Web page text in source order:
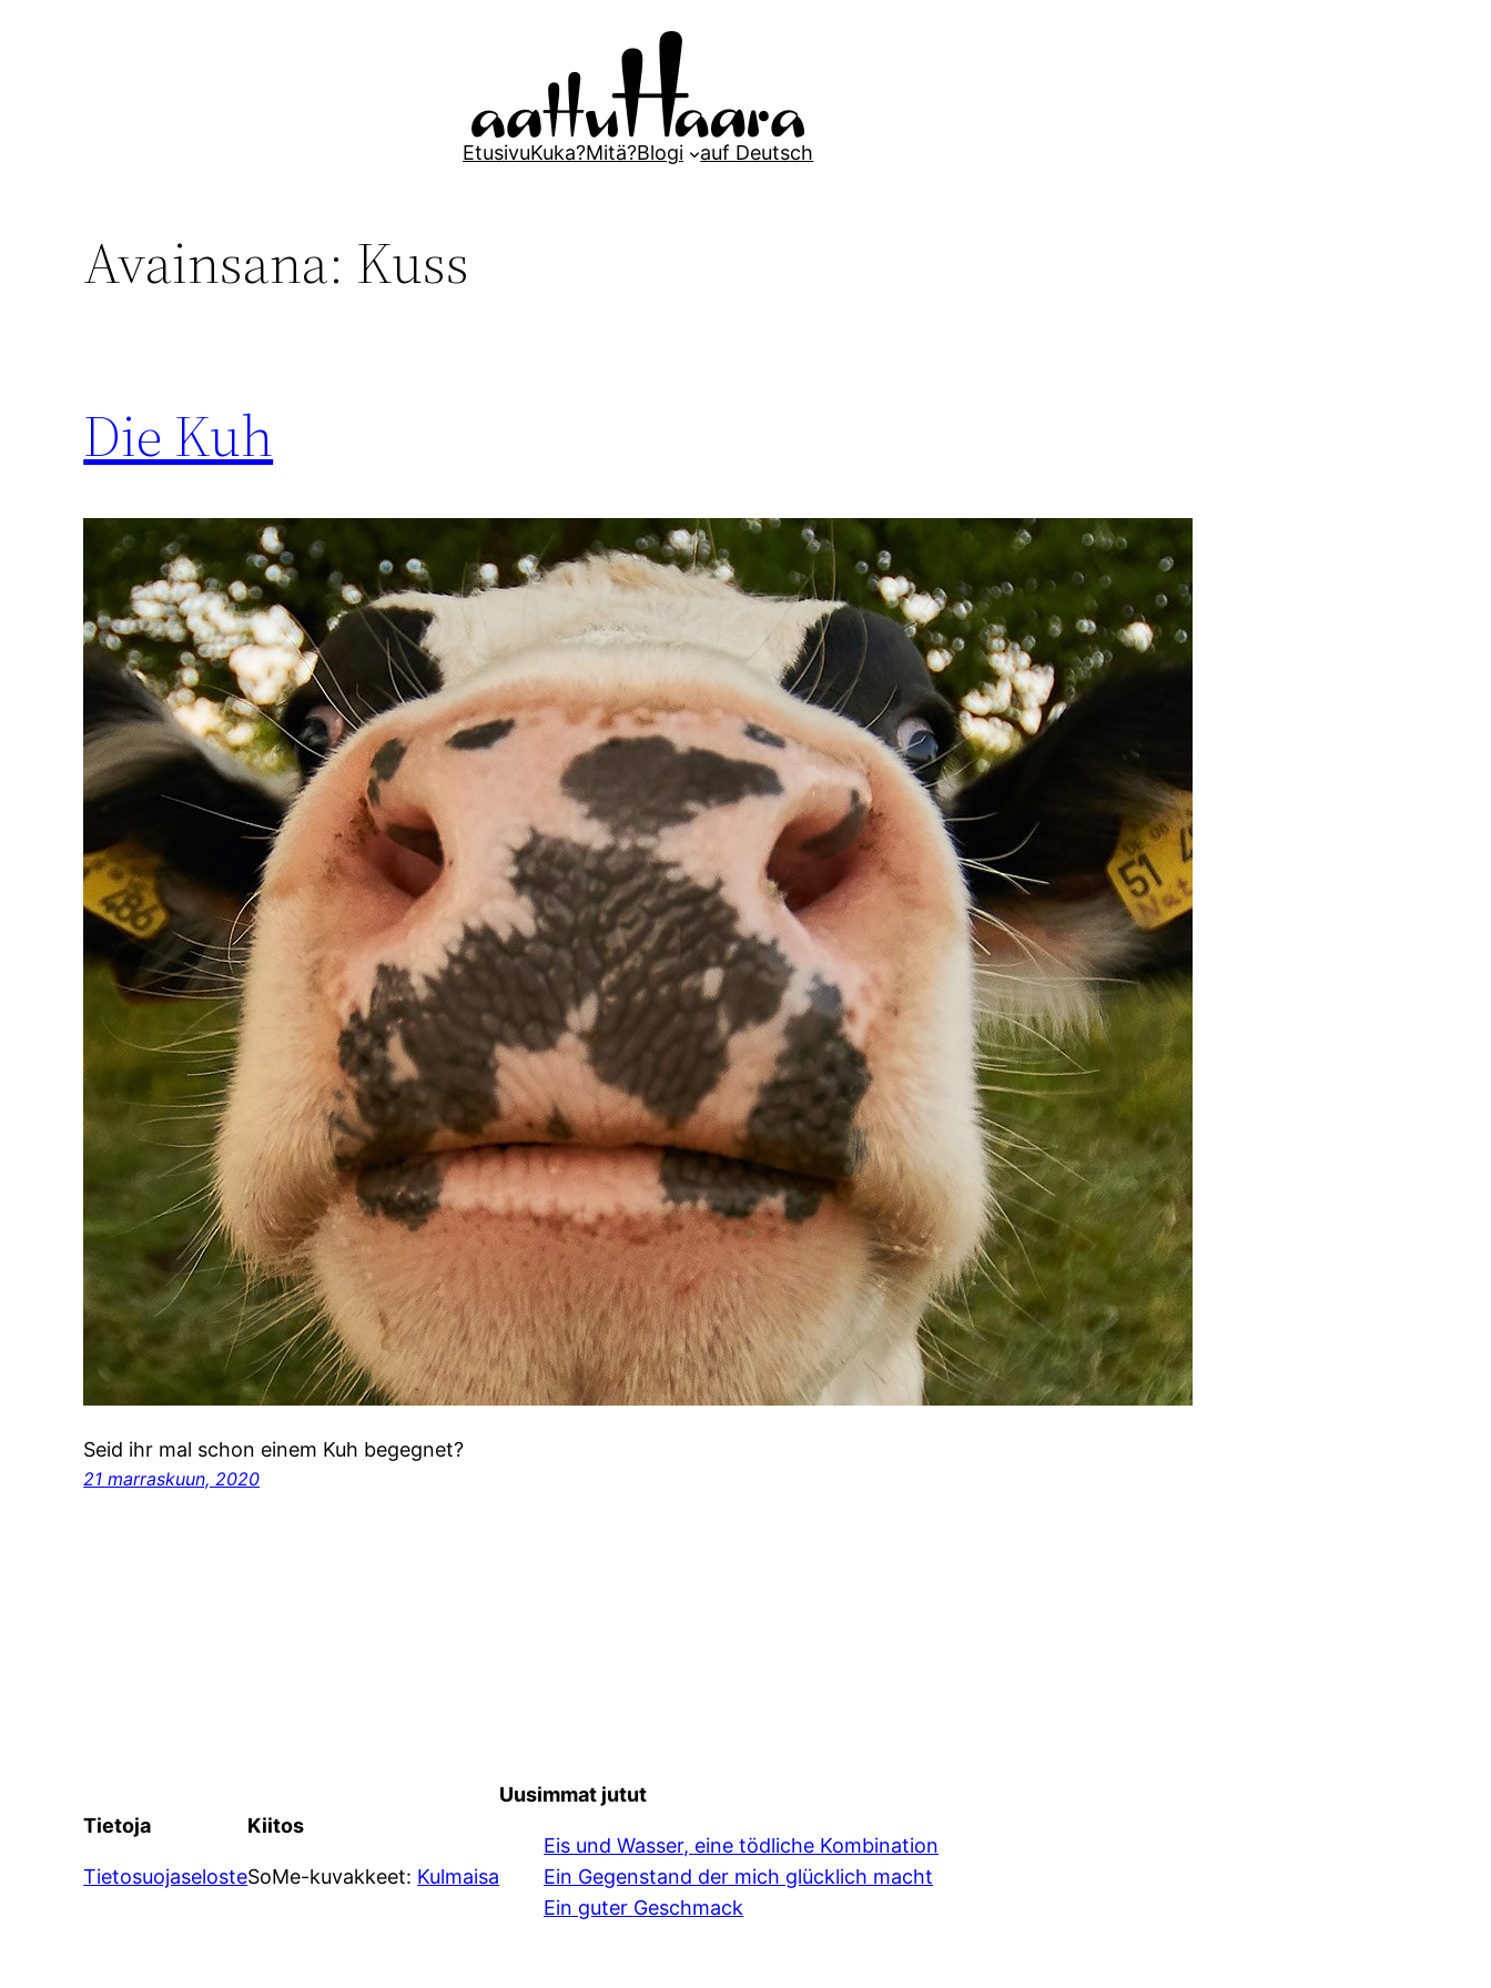
EtusivuKuka?Mitä?Blogi auf Deutsch
Avainsana: Kuss
Die Kuh
Seid ihr mal schon einem Kuh begegnet?
21 marraskuun, 2020
Tietoja
Tietosuojaseloste
Kiitos
SoMe-kuvakkeet: Kulmaisa
Uusimmat jutut
Eis und Wasser, eine tödliche Kombination
Ein Gegenstand der mich glücklich macht
Ein guter Geschmack